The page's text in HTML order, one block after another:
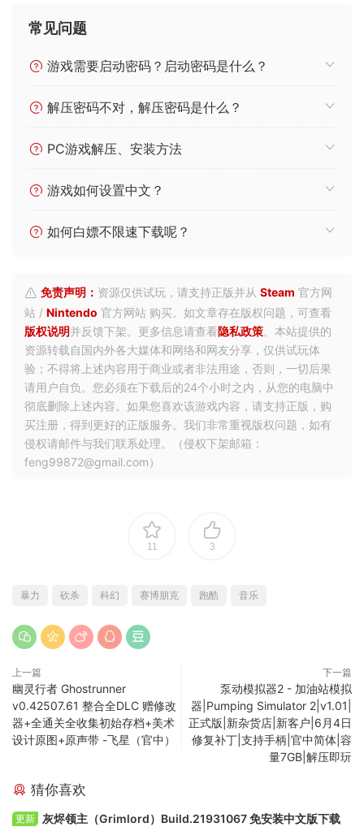
常见问题
游戏需要启动密码？启动密码是什么？
解压密码不对，解压密码是什么？
PC游戏解压、安装方法
游戏如何设置中文？
如何白嫖不限速下载呢？
免责声明： 资源仅供试玩，请支持正版并从 Steam 官方网
站 / Nintendo 官方网站 购买。如文章存在版权问题，可查看
版权说明并反馈下架。更多信息请查看隐私政策。本站提供的
资源转载自国内外各大媒体和网络和网友分享，仅供试玩体
验；不得将上述内容用于商业或者非法用途，否则，一切后果
请用户自负。您必须在下载后的24个小时之内，从您的电脑中
彻底删除上述内容。如果您喜欢该游戏内容，请支持正版，购
买注册，得到更好的正版服务。我们非常重视版权问题，如有
侵权请邮件与我们联系处理。（侵权下架邮箱：
feng99872@gmail.com）
11 3
暴力 砍杀 科幻 赛博朋克 跑酷 音乐
上一篇
幽灵行者 Ghostrunner
v0.42507.61 整合全DLC 赠修改
器+全通关全收集初始存档+美术
设计原图+原声带 -飞星（官中）
下一篇
泵动模拟器2 - 加油站模拟
器|Pumping Simulator 2|v1.01|
正式版|新杂货店|新客户|6月4日
修复补丁|支持手柄|官中简体|容
量7GB|解压即玩
猜你喜欢
更新 灰烬领主（Grimlord）Build.21931067 免安装中文版下载